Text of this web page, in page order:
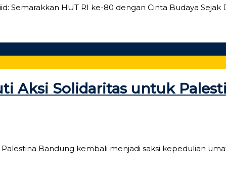
Semarakkan HUT RI ke-80 dengan Cinta Budaya
Aksi Solidaritas untuk
Bandung kembali menjadi saksi kepedulian